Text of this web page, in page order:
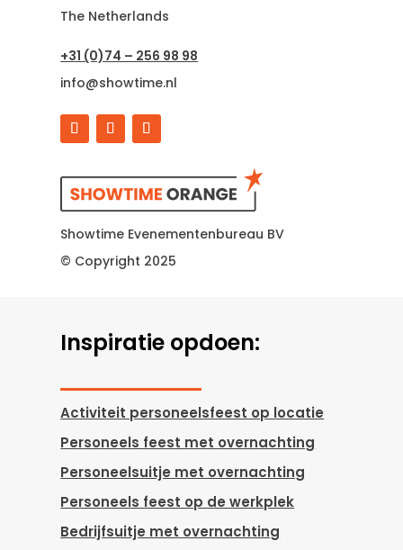
The Netherlands
+31 (0)74 – 256 98 98
info@showtime.nl
Showtime Evenementenbureau BV
© Copyright 2025
Inspiratie opdoen:
Activiteit personeelsfeest op locatie
Personeels feest met overnachting
Personeelsuitje met overnachting
Personeels feest op de werkplek
Bedrijfsuitje met overnachting